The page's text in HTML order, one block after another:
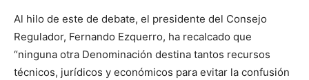
Al hilo de este de debate, el presidente del Consejo
Regulador, Fernando Ezquerro, ha recalcado que
“ninguna otra Denominación destina tantos recursos
técnicos, jurídicos y económicos para evitar la confusión